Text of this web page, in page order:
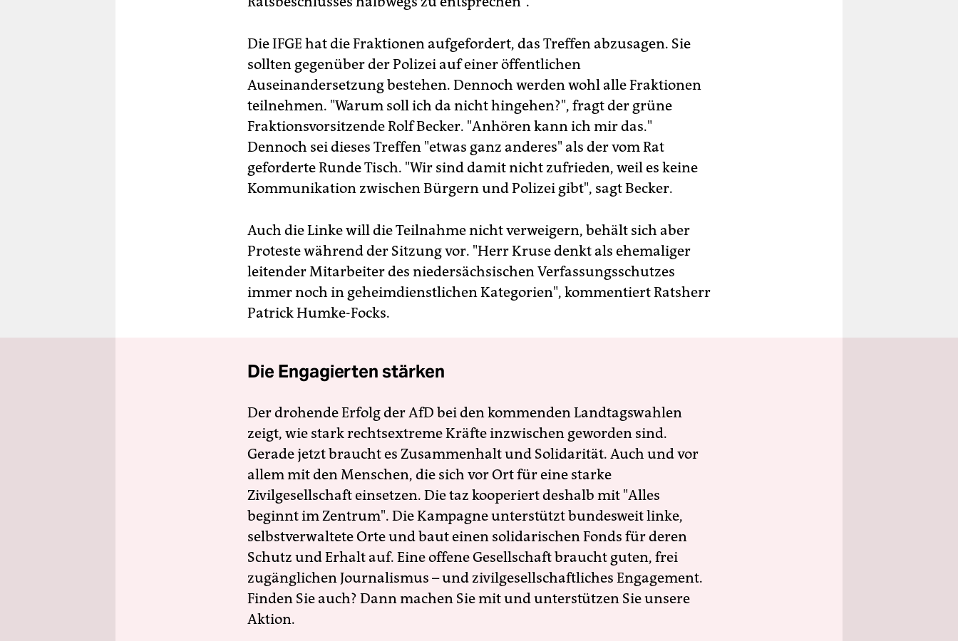
Die IFGE hat die Fraktionen aufgefordert, das Treffen abzusagen. Sie
sollten gegenüber der Polizei auf einer öffentlichen
Auseinandersetzung bestehen. Dennoch werden wohl alle Fraktionen
teilnehmen. "Warum soll ich da nicht hingehen?", fragt der grüne
Fraktionsvorsitzende Rolf Becker. "Anhören kann ich mir das."
Dennoch sei dieses Treffen "etwas ganz anderes" als der vom Rat
geforderte Runde Tisch. "Wir sind damit nicht zufrieden, weil es keine
Kommunikation zwischen Bürgern und Polizei gibt", sagt Becker.
Auch die Linke will die Teilnahme nicht verweigern, behält sich aber
Proteste während der Sitzung vor. "Herr Kruse denkt als ehemaliger
leitender Mitarbeiter des niedersächsischen Verfassungsschutzes
immer noch in geheimdienstlichen Kategorien", kommentiert Ratsherr
Patrick Humke-Focks.
Die Engagierten stärken
Der drohende Erfolg der AfD bei den kommenden Landtagswahlen
zeigt, wie stark rechtsextreme Kräfte inzwischen geworden sind.
Gerade jetzt braucht es Zusammenhalt und Solidarität. Auch und vor
allem mit den Menschen, die sich vor Ort für eine starke
Zivilgesellschaft einsetzen. Die taz kooperiert deshalb mit "Alles
beginnt im Zentrum". Die Kampagne unterstützt bundesweit linke,
selbstverwaltete Orte und baut einen solidarischen Fonds für deren
Schutz und Erhalt auf. Eine offene Gesellschaft braucht guten, frei
zugänglichen Journalismus – und zivilgesellschaftliches Engagement.
Finden Sie auch? Dann machen Sie mit und unterstützen Sie unsere
Aktion.